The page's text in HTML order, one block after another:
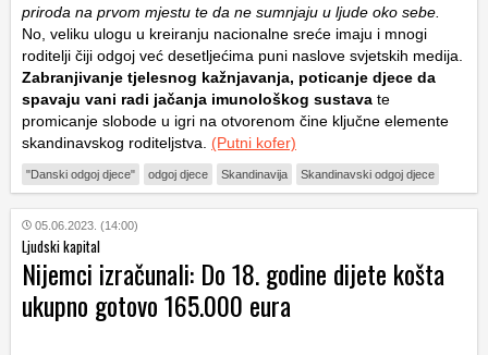
priroda na prvom mjestu te da ne sumnjaju u ljude oko sebe.
No, veliku ulogu u kreiranju nacionalne sreće imaju i mnogi
roditelji čiji odgoj već desetljećima puni naslove svjetskih medija.
Zabranjivanje tjelesnog kažnjavanja, poticanje djece da
spavaju vani radi jačanja imunološkog sustava te
promicanje slobode u igri na otvorenom čine ključne elemente
skandinavskog roditeljstva. (Putni kofer)
"Danski odgoj djece" odgoj djece Skandinavija Skandinavski odgoj djece
05.06.2023. (14:00)
Ljudski kapital
Nijemci izračunali: Do 18. godine dijete košta
ukupno gotovo 165.000 eura